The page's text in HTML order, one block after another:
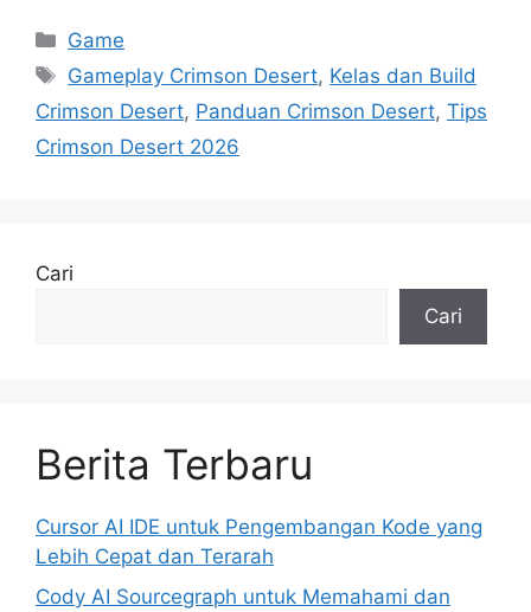
Kategori
Game
Tag
Gameplay Crimson Desert, Kelas dan Build
Crimson Desert, Panduan Crimson Desert, Tips
Crimson Desert 2026
Cari
Cari
Berita Terbaru
Cursor AI IDE untuk Pengembangan Kode yang
Lebih Cepat dan Terarah
Cody AI Sourcegraph untuk Memahami dan